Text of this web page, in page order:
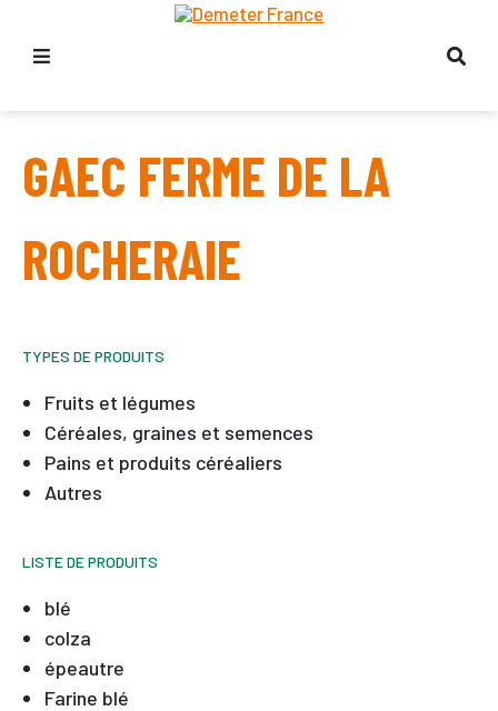
GAEC FERME DE LA
ROCHERAIE
TYPES DE PRODUITS
Fruits et légumes
Céréales, graines et semences
Pains et produits céréaliers
Autres
LISTE DE PRODUITS
blé
colza
épeautre
Farine blé